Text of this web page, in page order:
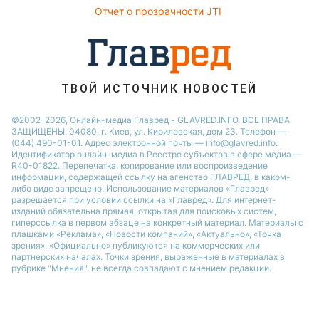
Отчет о прозрачности JTI
ТВОЙ ИСТОЧНИК НОВОСТЕЙ
©2002-2026, Онлайн-медиа Главред - GLAVRED.INFO. ВСЕ ПРАВА
ЗАЩИЩЕНЫ. 04080, г. Киев, ул. Кириловская, дом 23. Телефон —
(044) 490-01-01. Адрес электронной почты — info@glavred.info.
Идентификатор онлайн-медиа в Реестре cубъектов в сфере медиа —
R40-01822. Перепечатка, копирование или воспроизведение
информации, содержащей ссылку на агенство ГЛАВРЕД, в каком-
либо виде запрещено. Использование материалов «Главред»
разрешается при условии ссылки на «Главред». Для интернет-
изданий обязательна прямая, открытая для поисковых систем,
гиперссылка в первом абзаце на конкретный материал. Материалы с
плашками «Реклама», «Новости компаний», «Актуально», «Точка
зрения», «Официально» публикуются на коммерческих или
партнерских началах. Точки зрения, выраженные в материалах в
рубрике "Мнения", не всегда совпадают с мнением редакции.